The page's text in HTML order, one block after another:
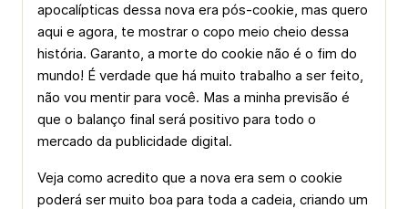
apocalípticas dessa nova era pós-cookie, mas quero
aqui e agora, te mostrar o copo meio cheio dessa
história. Garanto, a morte do cookie não é o fim do
mundo! É verdade que há muito trabalho a ser feito,
não vou mentir para você. Mas a minha previsão é
que o balanço final será positivo para todo o
mercado da publicidade digital.
Veja como acredito que a nova era sem o cookie
poderá ser muito boa para toda a cadeia, criando um